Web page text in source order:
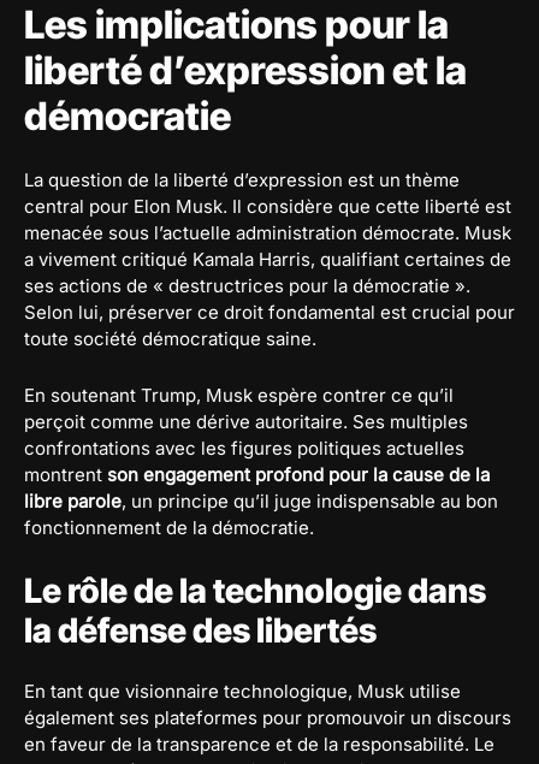
Les implications pour la
liberté d’expression et la
démocratie
La question de la liberté d’expression est un thème
central pour Elon Musk. Il considère que cette liberté est
menacée sous l’actuelle administration démocrate. Musk
a vivement critiqué Kamala Harris, qualifiant certaines de
ses actions de « destructrices pour la démocratie ».
Selon lui, préserver ce droit fondamental est crucial pour
toute société démocratique saine.
En soutenant Trump, Musk espère contrer ce qu’il
perçoit comme une dérive autoritaire. Ses multiples
confrontations avec les figures politiques actuelles
montrent son engagement profond pour la cause de la
libre parole, un principe qu’il juge indispensable au bon
fonctionnement de la démocratie.
Le rôle de la technologie dans
la défense des libertés
En tant que visionnaire technologique, Musk utilise
également ses plateformes pour promouvoir un discours
en faveur de la transparence et de la responsabilité. Le